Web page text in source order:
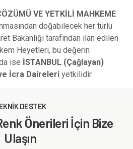
VE YETKİLİ MAHKEME
doğabilecek her türlü
Bakanlığı tarafından ilan edilen
Heyetleri, bu değerin
ise İSTANBUL (Çağlayan)
İcra Daireleri yetkilidir.
DESTEK
Önerileri İçin Bize
Ulaşın